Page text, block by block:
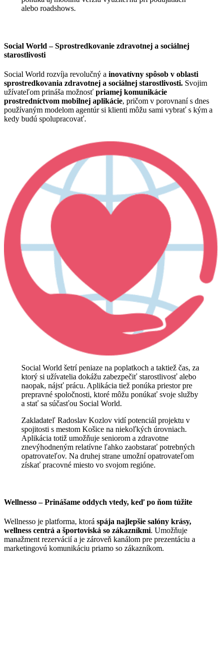
alebo roadshows.
Social World – Sprostredkovanie zdravotnej a sociálnej
starostlivosti
Social World rozvíja revolučný a inovatívny spôsob v oblasti
sprostredkovania zdravotnej a sociálnej starostlivosti. Svojim
užívateľom prináša možnosť priamej komunikácie
prostredníctvom mobilnej aplikácie, pričom v porovnaní s dnes
používaným modelom agentúr si klienti môžu sami vybrať s kým a
kedy budú spolupracovať.
Social World šetrí peniaze na poplatkoch a taktiež čas, za
ktorý si užívatelia dokážu zabezpečiť starostlivosť alebo
naopak, nájsť prácu. Aplikácia tiež ponúka priestor pre
prepravné spoločnosti, ktoré môžu ponúkať svoje služby
a stať sa súčasťou Social World.
Zakladateľ Radoslav Kozlov vidí potenciál projektu v
spojitosti s mestom Košice na niekoľkých úrovniach.
Aplikácia totiž umožňuje seniorom a zdravotne
znevýhodneným relatívne ľahko zaobstarať potrebných
opatrovateľov. Na druhej strane umožní opatrovateľom
získať pracovné miesto vo svojom regióne.
Wellnesso – Prinášame oddych vtedy, keď po ňom túžite
Wellnesso je platforma, ktorá spája najlepšie salóny krásy,
wellness centrá a športoviská so zákazníkmi. Umožňuje
manažment rezervácií a je zároveň kanálom pre prezentáciu a
marketingovú komunikáciu priamo so zákazníkom.